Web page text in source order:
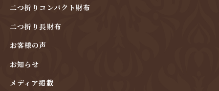
二つ折りコンパクト財布
二つ折り長財布
お客様の声
お知らせ
メディア掲載